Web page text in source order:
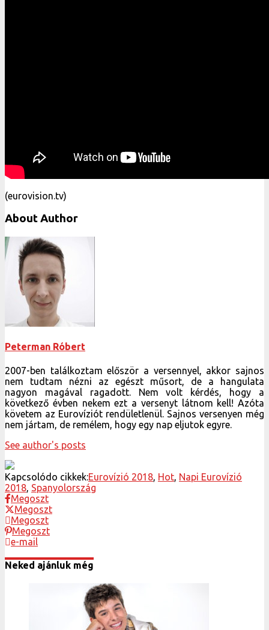
(eurovision.tv)
About Author
Peterman Róbert
2007-ben találkoztam először a versennyel, akkor sajnos
nem tudtam nézni az egészt műsort, de a hangulata
nagyon magával ragadott. Nem volt kérdés, hogy a
következő évben nekem ezt a versenyt látnom kell! Azóta
követem az Eurovíziót rendületlenül. Sajnos versenyen még
nem jártam, de remélem, hogy egy nap eljutok egyre.
See author's posts
Kapcsolódo cikkek:Eurovízió 2018 Hot Napi Eurovízió
2018 Spanyolország
Megoszt
Megoszt
Megoszt
Megoszt
e-mail
Neked ajánluk még